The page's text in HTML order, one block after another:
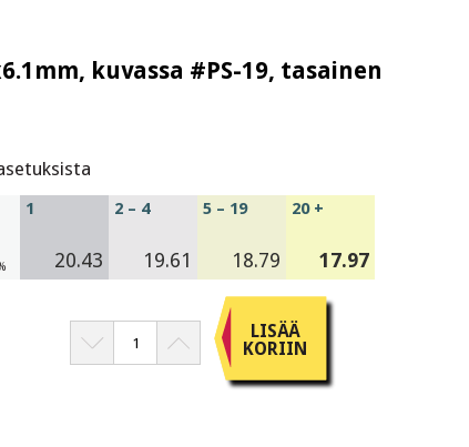
kuvassa #PS-19, tasainen
1
20.43
2 – 4
19.61
5 – 19
18.79
20 +
17.97
LISÄÄ
KORIIN